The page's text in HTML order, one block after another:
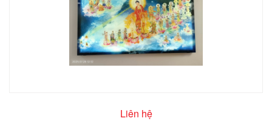
Liên hệ